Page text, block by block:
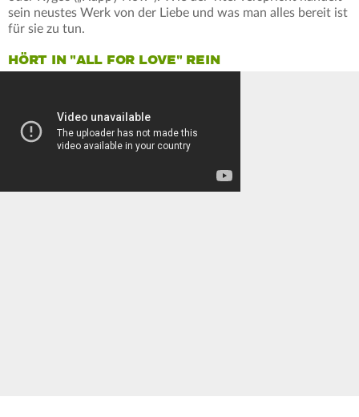
sein neustes Werk von der Liebe und was man alles bereit ist
für sie zu tun.
HÖRT IN "ALL FOR LOVE" REIN